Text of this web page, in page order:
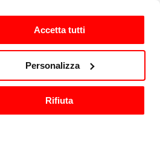
Accetta tutti
Personalizza
Rifiuta
Keukenaccessoires